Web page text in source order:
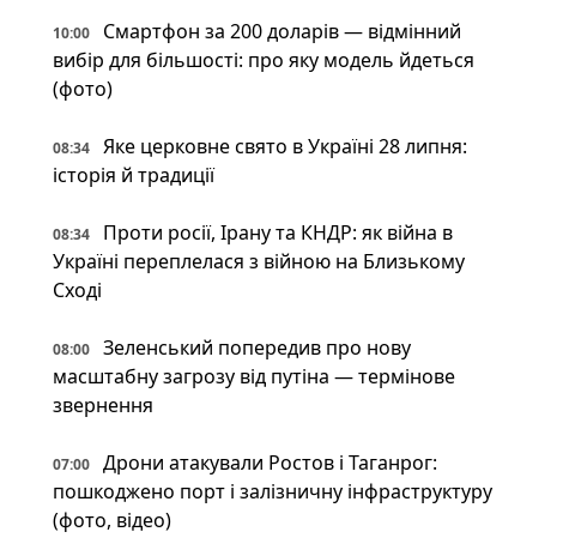
10:00
Смартфон за 200 доларів — відмінний
вибір для більшості: про яку модель йдеться
(фото)
08:34
Яке церковне свято в Україні 28 липня:
історія й традиції
08:34
Проти росії, Ірану та КНДР: як війна в
Україні переплелася з війною на Близькому
Сході
08:00
Зеленський попередив про нову
масштабну загрозу від путіна — термінове
звернення
07:00
Дрони атакували Ростов і Таганрог:
пошкоджено порт і залізничну інфраструктуру
(фото, відео)